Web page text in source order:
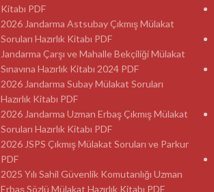
Kitabı PDF
2026 Jandarma Astsubay Çıkmış Mülakat
Soruları Hazırlık Kitabı PDF
Jandarma Çarşı ve Mahalle Bekçiliği Mülakat
Sınavına Hazırlık Kitabı 2024 PDF
2026 Jandarma Subay Mülakat Soruları
Hazırlık Kitabı PDF
2026 Jandarma Uzman Erbaş Çıkmış Mülakat
Soruları Hazırlık Kitabı PDF
2026 JSPS Çıkmış Mülakat Soruları ve Parkur
PDF
2025 Yılı Sahil Güvenlik Komutanlığı Uzman
Erbaş Sözlü Mülakat Hazırlık Kitabı PDF